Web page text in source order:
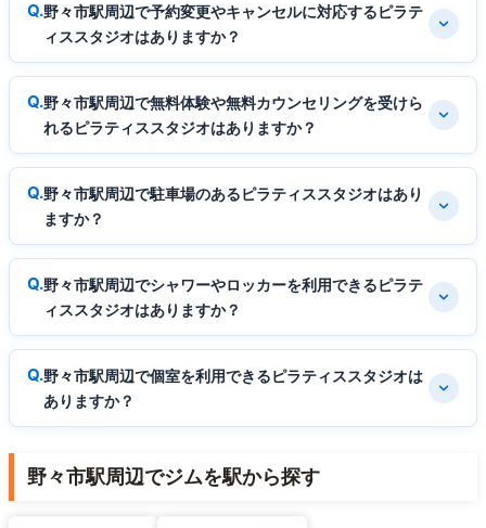
野々市駅周辺で予約変更やキャンセルに対応するピラテ
ィススタジオはありますか？
野々市駅周辺で無料体験や無料カウンセリングを受けら
れるピラティススタジオはありますか？
野々市駅周辺で駐車場のあるピラティススタジオはあり
ますか？
野々市駅周辺でシャワーやロッカーを利用できるピラテ
ィススタジオはありますか？
野々市駅周辺で個室を利用できるピラティススタジオは
ありますか？
野々市駅周辺でジムを駅から探す